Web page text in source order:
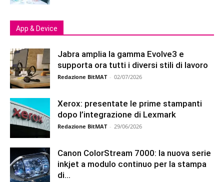
App & Device
Jabra amplia la gamma Evolve3 e
supporta ora tutti i diversi stili di lavoro
Redazione BitMAT - 02/07/2026
Xerox: presentate le prime stampanti
dopo l’integrazione di Lexmark
Redazione BitMAT - 29/06/2026
Canon ColorStream 7000: la nuova serie
inkjet a modulo continuo per la stampa
di...